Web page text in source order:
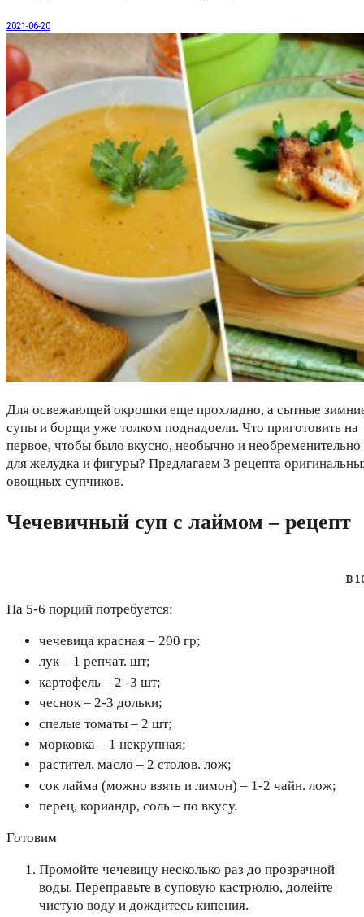
2021-06-20
Для освежающей окрошки еще прохладно, а сытные
супы и борщи уже толком поднадоели. Что приготовить на
первое, чтобы было вкусно, необычно и необременительно
для желудка и фигуры? Предлагаем 3 рецепта
овощных супчиков.
Чечевичный суп с лаймом – рецепт
В
На 5-6 порций потребуется:
чечевица красная – 200 гр;
лук – 1 репчат. шт;
картофель – 2 -3 шт;
чеснок – 2-3 дольки;
спелые томаты – 2 шт;
морковка – 1 некрупная;
растител. масло – 2 столов. лож;
сок лайма (можно взять и лимон) – 1-2 чайн. лож;
перец, кориандр, соль – по вкусу.
Готовим
Промойте чечевицу несколько раз до прозрачной
воды. Переправьте в суповую кастрюлю, долейте
чистую воду и дождитесь кипения.